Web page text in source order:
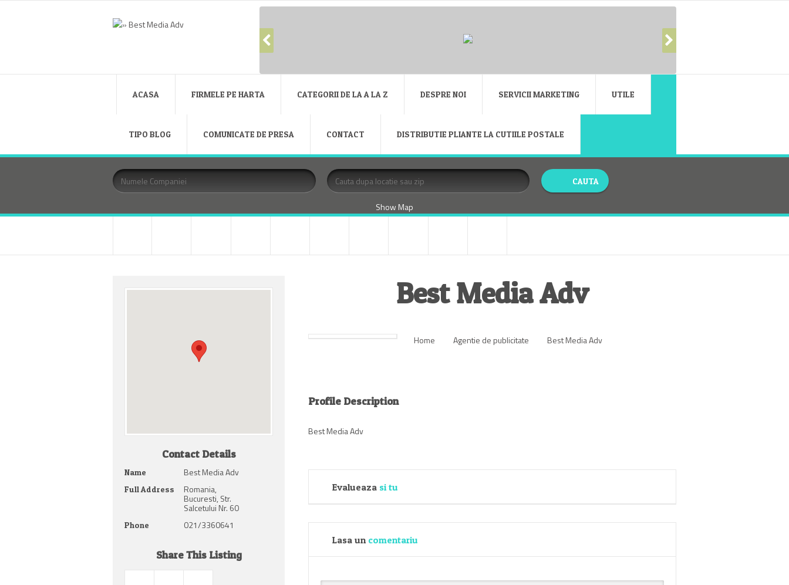
ACASA FIRMELE PE HARTA CATEGORII DE LA A LA Z DESPRE NOI SERVICII MARKETING UTILE
TIPO BLOG COMUNICATE DE PRESA CONTACT DISTRIBUTIE PLIANTE LA CUTIILE POSTALE
Show Map
Contact Details
Name Best Media Adv
Full Address Romania,
Bucuresti, Str.
Salcetului Nr. 60
Phone 021/3360641
Share This Listing
Best Media Adv
Home Agentie de publicitate Best Media Adv
Profile Description
Best Media Adv
Evalueaza si tu
Lasa un comentariu